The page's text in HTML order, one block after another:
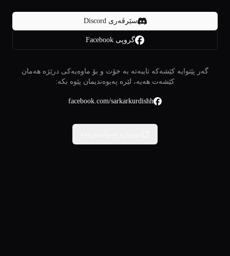
سێرڤەری Discord
گروپی Facebook
گەر پێتوایە کێشەکە تایبەتە بە خۆت و بۆ ماوەیەکی درێژە هەمان
کێشەت هەیە، لێرە پەیوەندیمان پێوە بکە:
facebook.com/sarkarkurdishh